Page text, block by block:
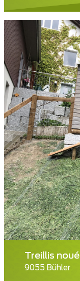
Treillis noué
9055 Bühler